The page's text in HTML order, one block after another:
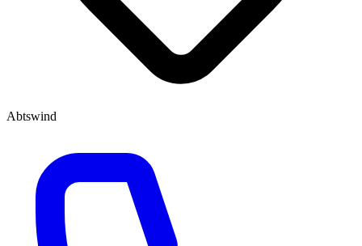
Abtswind